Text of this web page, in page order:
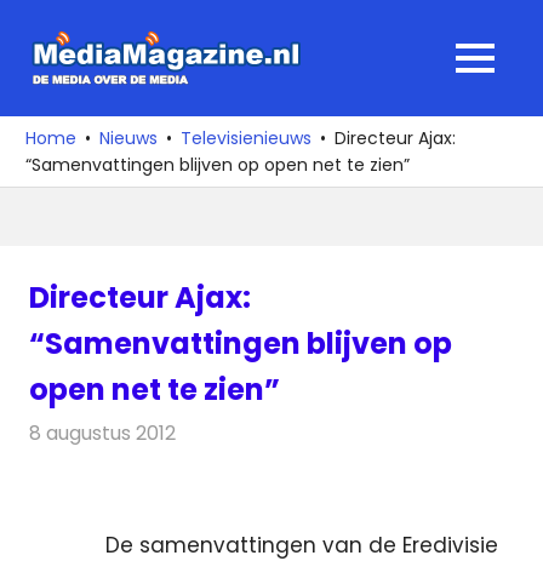
naar
media
over
de
MENU
Home Nieuws Televisienieuws
Directeur Ajax:
“Samenvattingen blijven op open net te zien”
Directeur Ajax:
“Samenvattingen blijven op
open net te zien”
8 augustus 2012
De samenvattingen van de Eredivisie